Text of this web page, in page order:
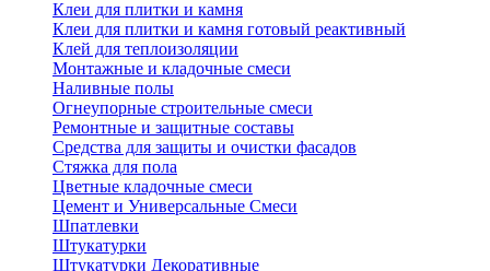
Клеи для плитки и камня
Клеи для плитки и камня готовый реактивный
Клей для теплоизоляции
Монтажные и кладочные смеси
Наливные полы
Огнеупорные строительные смеси
Ремонтные и защитные составы
Средства для защиты и очистки фасадов
Стяжка для пола
Цветные кладочные смеси
Цемент и Универсальные Смеси
Шпатлевки
Штукатурки
Штукатурки Декоративные